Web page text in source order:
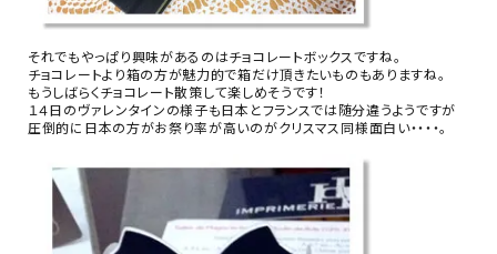
それでもやっぱり興味があるのはチョコレートボックスですね。
チョコレートより箱の方が魅力的で箱だけ頂きたいものもありますね。
もうしばらくチョコレート散策して楽しめそうです！
１４日のヴァレンタインの様子も日本とフランスでは随分違うようですが
圧倒的に日本の方がお祭り率が高いのがクリスマス同様面白い・・・・。